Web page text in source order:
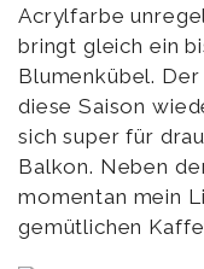
Acrylfarbe
bringt gleich ein
Blumenkübel.
diese Saison
sich super für
Balkon. Neben
momentan mein
gemütlichen